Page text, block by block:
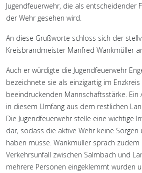
Jugendfeuerwehr, die als entscheidender
der Wehr gesehen wird.
An diese Grußworte schloss sich der
Kreisbrandmeister Manfred Wankmüller
Auch er würdigte die Jugendfeuerwehr
bezeichnete sie als einzigartig im
beeindruckenden Mannschaftsstärke.
in diesem Umfang aus dem restlichen
Die Jugendfeuerwehr stelle eine wichtige
dar, sodass die aktive Wehr keine Sorgen
haben müsse. Wankmüller sprach zudem
Verkehrsunfall zwischen Salmbach und
mehrere Personen eingeklemmt wurden